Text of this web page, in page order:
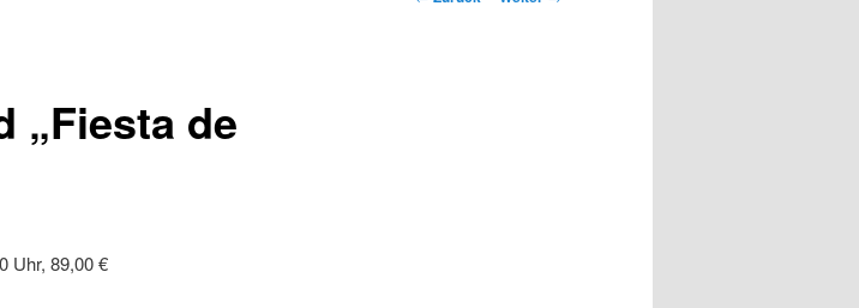
„Fiesta de
Uhr, 89,00 €